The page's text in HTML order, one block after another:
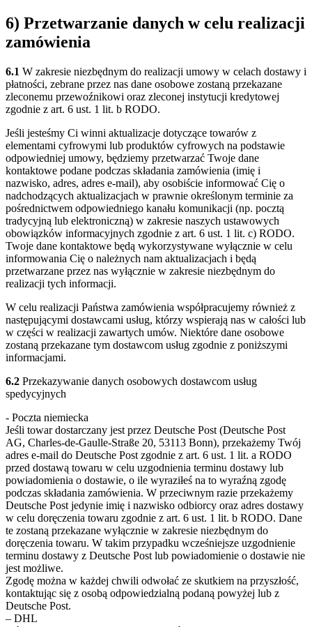
6) Przetwarzanie danych w celu realizacji
zamówienia
6.1 W zakresie niezbędnym do realizacji umowy w celach dostawy i
płatności, zebrane przez nas dane osobowe zostaną przekazane
zleconemu przewoźnikowi oraz zleconej instytucji kredytowej
zgodnie z art. 6 ust. 1 lit. b RODO.
Jeśli jesteśmy Ci winni aktualizacje dotyczące towarów z
elementami cyfrowymi lub produktów cyfrowych na podstawie
odpowiedniej umowy, będziemy przetwarzać Twoje dane
kontaktowe podane podczas składania zamówienia (imię i
nazwisko, adres, adres e-mail), aby osobiście informować Cię o
nadchodzących aktualizacjach w prawnie określonym terminie za
pośrednictwem odpowiedniego kanału komunikacji (np. pocztą
tradycyjną lub elektroniczną) w zakresie naszych ustawowych
obowiązków informacyjnych zgodnie z art. 6 ust. 1 lit. c) RODO.
Twoje dane kontaktowe będą wykorzystywane wyłącznie w celu
informowania Cię o należnych nam aktualizacjach i będą
przetwarzane przez nas wyłącznie w zakresie niezbędnym do
realizacji tych informacji.
W celu realizacji Państwa zamówienia współpracujemy również z
następującymi dostawcami usług, którzy wspierają nas w całości lub
w części w realizacji zawartych umów. Niektóre dane osobowe
zostaną przekazane tym dostawcom usług zgodnie z poniższymi
informacjami.
6.2 Przekazywanie danych osobowych dostawcom usług
spedycyjnych
- Poczta niemiecka
Jeśli towar dostarczany jest przez Deutsche Post (Deutsche Post
AG, Charles-de-Gaulle-Straße 20, 53113 Bonn), przekażemy Twój
adres e-mail do Deutsche Post zgodnie z art. 6 ust. 1 lit. a RODO
przed dostawą towaru w celu uzgodnienia terminu dostawy lub
powiadomienia o dostawie, o ile wyraziłeś na to wyraźną zgodę
podczas składania zamówienia. W przeciwnym razie przekażemy
Deutsche Post jedynie imię i nazwisko odbiorcy oraz adres dostawy
w celu doręczenia towaru zgodnie z art. 6 ust. 1 lit. b RODO. Dane
te zostaną przekazane wyłącznie w zakresie niezbędnym do
doręczenia towaru. W takim przypadku wcześniejsze uzgodnienie
terminu dostawy z Deutsche Post lub powiadomienie o dostawie nie
jest możliwe.
Zgodę można w każdej chwili odwołać ze skutkiem na przyszłość,
kontaktując się z osobą odpowiedzialną podaną powyżej lub z
Deutsche Post.
– DHL